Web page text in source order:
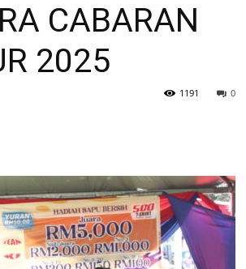
CABARAN
2025
0
1191